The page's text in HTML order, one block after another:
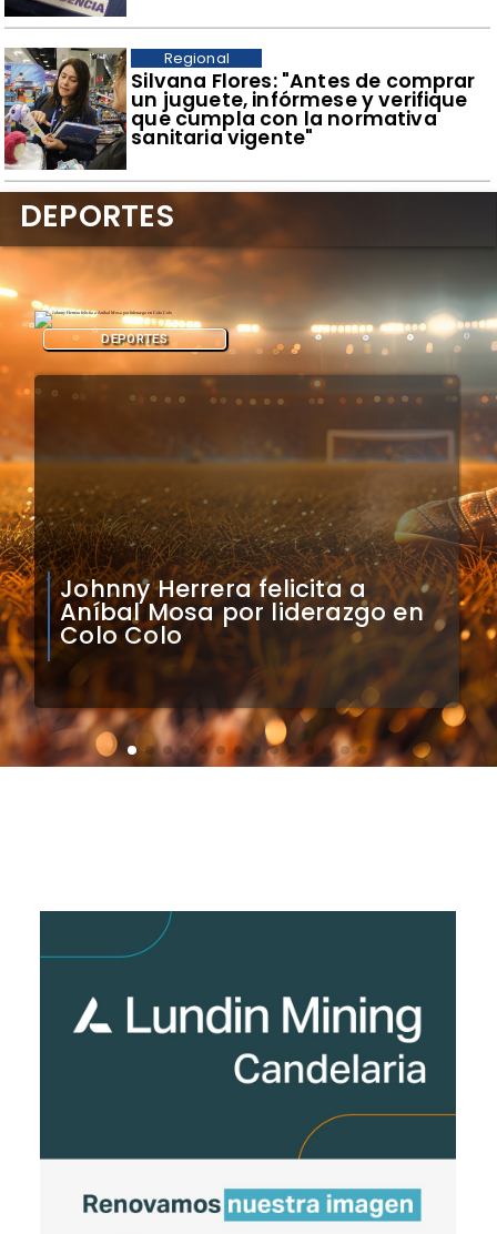
​Silvana Flores: "Antes de comprar
un juguete, infórmese y verifique
que cumpla con la normativa
sanitaria vigente"
Regional
Claudio Bravo analiza
impacto de arquero
caboverdiano en Colo Colo
DEPORTES
DEPORTES